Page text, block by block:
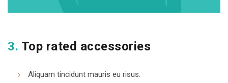
3. Top rated accessories
Aliquam tincidunt mauris eu risus.